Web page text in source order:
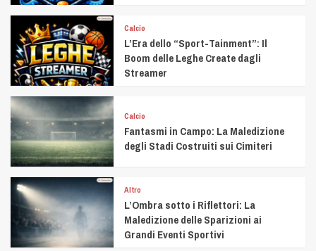
Calcio
L’Era dello “Sport-Tainment”: Il
Boom delle Leghe Create dagli
Streamer
Calcio
Fantasmi in Campo: La Maledizione
degli Stadi Costruiti sui Cimiteri
Altro
L’Ombra sotto i Riflettori: La
Maledizione delle Sparizioni ai
Grandi Eventi Sportivi